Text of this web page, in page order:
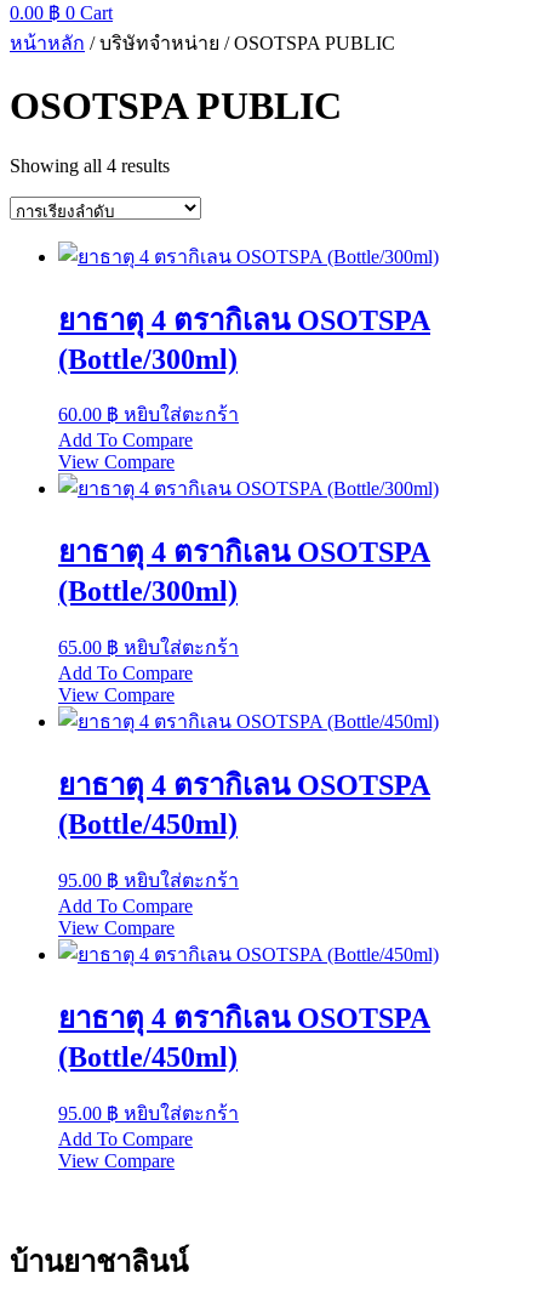
0.00 ฿ 0 Cart
หน้าหลัก / บริษัทจำหน่าย / OSOTSPA PUBLIC
OSOTSPA PUBLIC
Showing all 4 results
ยาธาตุ 4 ตรากิเลน OSOTSPA
(Bottle/300ml)
60.00 ฿ หยิบใส่ตะกร้า
Add To Compare
View Compare
ยาธาตุ 4 ตรากิเลน OSOTSPA
(Bottle/300ml)
65.00 ฿ หยิบใส่ตะกร้า
Add To Compare
View Compare
ยาธาตุ 4 ตรากิเลน OSOTSPA
(Bottle/450ml)
95.00 ฿ หยิบใส่ตะกร้า
Add To Compare
View Compare
ยาธาตุ 4 ตรากิเลน OSOTSPA
(Bottle/450ml)
95.00 ฿ หยิบใส่ตะกร้า
Add To Compare
View Compare
บ้านยาชาลินน์